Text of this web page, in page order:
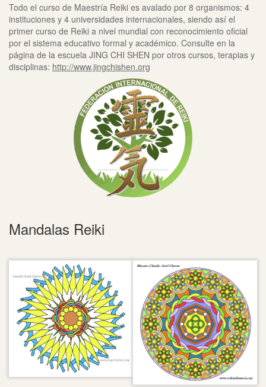
Todo el curso de Maestría Reiki es avalado por 8 organismos: 4
instituciones y 4 universidades internacionales, siendo así el
primer curso de Reiki a nivel mundial con reconocimiento oficial
por el sistema educativo formal y académico. Consulte en la
página de la escuela JING CHI SHEN por otros cursos, terapias y
disciplinas: http://www.jingchishen.org
Mandalas Reiki